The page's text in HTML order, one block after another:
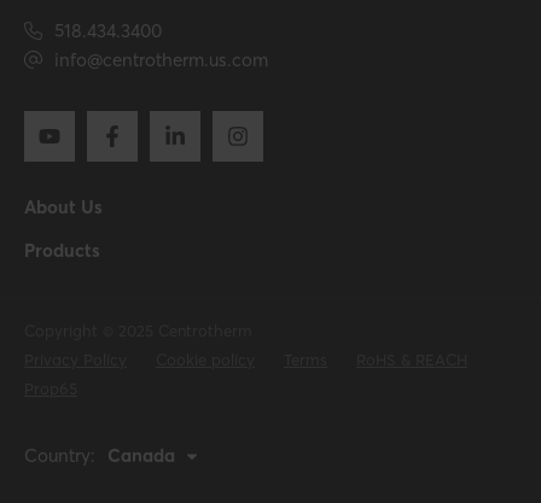
518.434.3400
info@centrotherm.us.com
About Us
Products
Country: Canada